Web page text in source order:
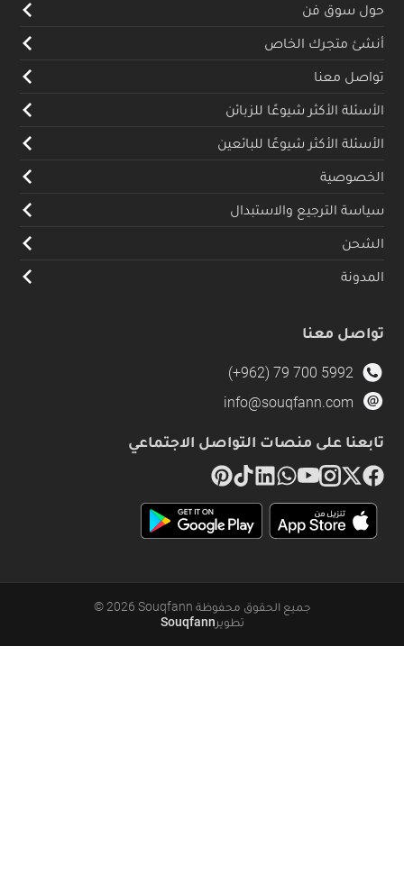
حول سوق فن
أنشئ متجرك الخاص
تواصل معنا
الأسئلة الأكثر شيوعًا للزبائن
الأسئلة الأكثر شيوعًا للبائعين
الخصوصية
سياسة الترجيع والاستبدال
الشحن
المدونة
تواصل معنا
(+962) 79 700 5992
info@souqfann.com
تابعنا على منصات التواصل الاجتماعي
جميع الحقوق محفوظة © 2026 Souqfann
تطويرSouqfann